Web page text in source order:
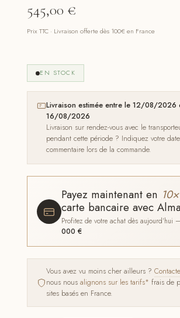
545,00 €
Prix TTC · Livraison offerte dès 100€ en France
EN STOCK
Livraison estimée entre le 12/08/2026
16/08/2026
Livraison sur rendez-vous avec le
pendant cette période ? Indiquez votre
commentaire lors de la commande.
Payez maintenant en 10×
carte bancaire avec
Profitez de votre achat dès
000 €
Vous avez vu moins cher ailleurs ?
nous nousalignons sur les tarifs* frais de
sites basés en France.